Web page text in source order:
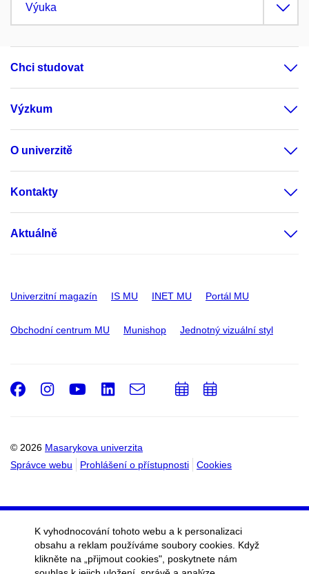
Výuka
Chci studovat
Výzkum
O univerzitě
Kontakty
Aktuálně
Univerzitní magazín IS MU INET MU Portál MU
Obchodní centrum MU Munishop Jednotný vizuální styl
© 2026 Masarykova univerzita
Správce webu
Prohlášení o přístupnosti Cookies
Facebook
Instagram
Youtube
LinkedIn
e-
PřidatPřidat
K vyhodnocování tohoto webu a k personalizaci
obsahu a reklam používáme soubory cookies. Když
klikněte na „přijmout cookies", poskytnete nám